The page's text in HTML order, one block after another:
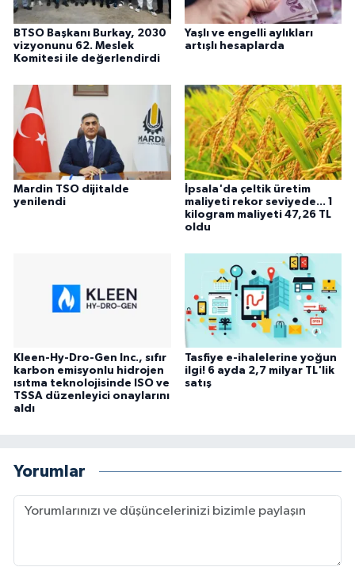
BTSO Başkanı Burkay, 2030
vizyonunu 62. Meslek
Komitesi ile değerlendirdi
Yaşlı ve engelli aylıkları
artışlı hesaplarda
Mardin TSO dijitalde
yenilendi
İpsala'da çeltik üretim
maliyeti rekor seviyede... 1
kilogram maliyeti 47,26 TL
oldu
Kleen-Hy-Dro-Gen Inc., sıfır
karbon emisyonlu hidrojen
ısıtma teknolojisinde ISO ve
TSSA düzenleyici onaylarını
aldı
Tasfiye e-ihalelerine yoğun
ilgi! 6 ayda 2,7 milyar TL'lik
satış
Yorumlar